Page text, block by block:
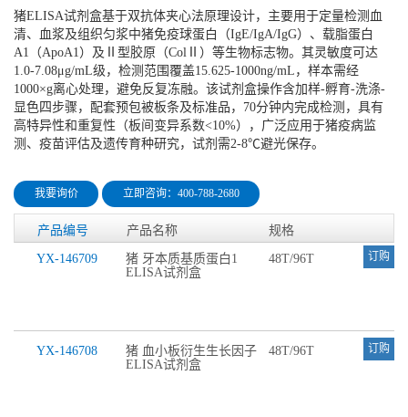
猪ELISA试剂盒基于双抗体夹心法原理设计，主要用于定量检测血
清、血浆及组织匀浆中猪免疫球蛋白（IgE/IgA/IgG）、载脂蛋白
A1（ApoA1）及Ⅱ型胶原（ColⅡ）等生物标志物。其灵敏度可达
1.0-7.08μg/mL级，检测范围覆盖15.625-1000ng/mL，样本需经
1000×g离心处理，避免反复冻融。该试剂盒操作含加样-孵育-洗涤-
显色四步骤，配套预包被板条及标准品，70分钟内完成检测，具有
高特异性和重复性（板间变异系数<10%），广泛应用于猪疫病监
测、疫苗评估及遗传育种研究，试剂需2-8℃避光保存。
我要询价 立即咨询：400-788-2680
产品编号 产品名称 规格
YX-146709
猪 牙本质基质蛋白1
ELISA试剂盒
48T/96T 订购
YX-146708
猪 血小板衍生生长因子
ELISA试剂盒
48T/96T 订购